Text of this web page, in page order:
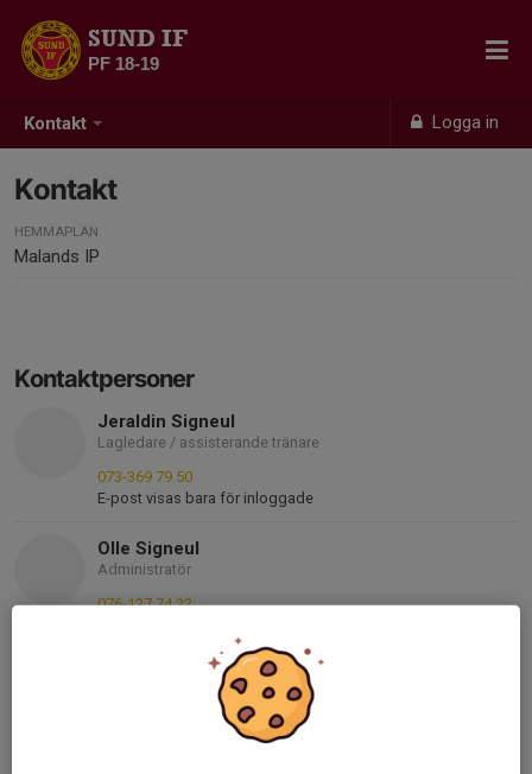
Kontakt Logga in
SUND IF
PF 18-19
Kontakt
HEMMAPLAN
Malands IP
Kontaktpersoner
Jeraldin Signeul
Lagledare / assisterande tränare
073-369 79 50
E-post visas bara för inloggade
Olle Signeul
Administratör
076-127 74 22
Maria Lindblom
Mobil visas bara för inloggade